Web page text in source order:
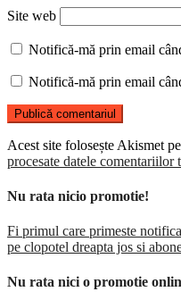
Site web
Notifică-mă prin email
Notifică-mă prin email
Acest site folosește Akismet
procesate datele comentariilor
Nu rata nicio promotie!
Fi primul care primeste
pe clopotel dreapta jos si
Nu rata nici o promotie